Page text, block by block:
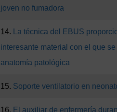
joven no fumadora
14.
La técnica del EBUS
interesante material con el que
anatomía patológica
15. Soporte ventilatorio en
16. El auxiliar de enfermería